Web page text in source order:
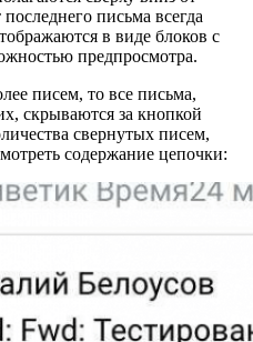
письма всегда
в виде блоков с
предпросмотра.
писем, то все письма,
скрываются за кнопкой
свернутых писем,
содержание цепочки: